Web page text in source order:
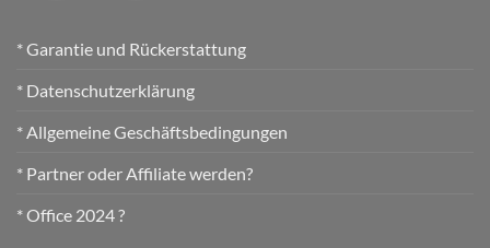
* Garantie und Rückerstattung
* Datenschutzerklärung
* Allgemeine Geschäftsbedingungen
* Partner oder Affiliate werden?
* Office 2024 ?